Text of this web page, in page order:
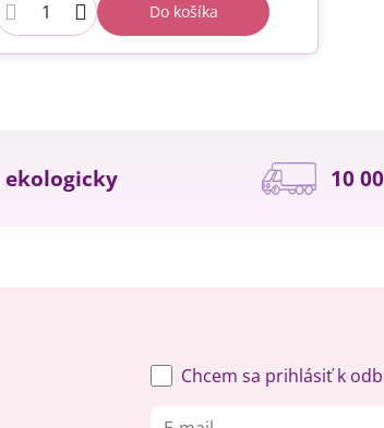
Do košíka
ekologicky 10
Chcem sa prihlásiť k